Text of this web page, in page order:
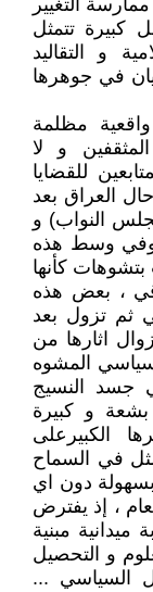
التغيير
كبيرة تتمثل
و التقاليد
في جوهرها
مظلمة
و لا
للقضايا
العراق بعد
النواب) و
وسط هذه
كأنها
، بعض هذه
ثم تزول بعد
اثارها من
المشوه
جسد النسيج
و كبيرة
الكبيرعلى
في السماح
دون اي
، إذ يفترض
مبنية
و التحصيل
السياسي ...